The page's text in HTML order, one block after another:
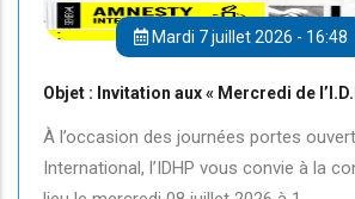
Mardi 7 juillet 2026 - 16:48
Objet : Invitation aux « Mercredi de
À l’occasion des journées portes
International, l’IDHP vous convie à la